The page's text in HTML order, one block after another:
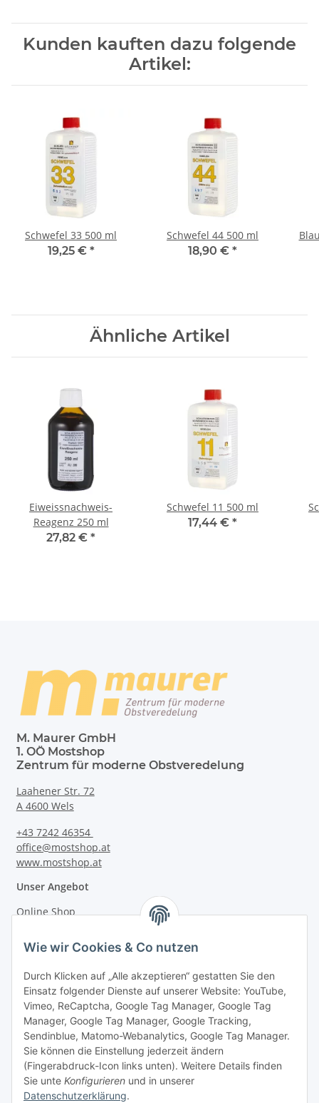
Kunden kauften dazu folgende
Artikel:
Schwefel 33 500 ml
19,25 € *
Schwefel 44 500 ml
18,90 € *
Ähnliche Artikel
Eiweissnachweis-
Reagenz 250 ml
27,82 € *
Schwefel 11 500 ml
17,44 € *
M. Maurer GmbH
1. OÖ Mostshop
Zentrum für moderne Obstveredelung
Laahener Str. 72
A 4600 Wels
+43 7242 46354
office@mostshop.at
www.mostshop.at
Unser Angebot
Online Shop
Informationen
Gesetzliche Informationen
Wie wir Cookies & Co nutzen
Durch Klicken auf „Alle akzeptieren“ gestatten Sie den
Einsatz folgender Dienste auf unserer Website: YouTube,
Vimeo, ReCaptcha, Google Tag Manager, Google Tag
Manager, Google Tag Manager, Google Tracking,
Sendinblue, Matomo-Webanalytics, Google Tag Manager.
Sie können die Einstellung jederzeit ändern
(Fingerabdruck-Icon links unten). Weitere Details finden
Sie unte Konfigurieren und in unserer
Datenschutzerklärung.